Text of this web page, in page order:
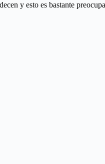
y esto es bastante